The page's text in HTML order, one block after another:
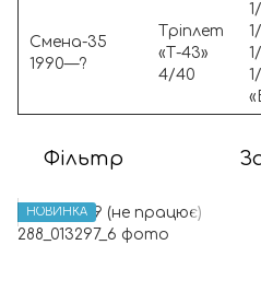
Смена-35
1990—?
Тріплет
«Т-43»
4/40
Фільтр
НОВИНКА